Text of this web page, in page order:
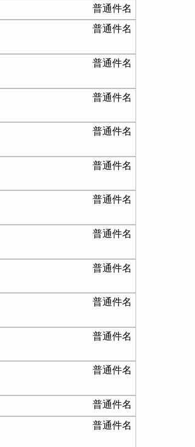
普通件名
普通件名
普通件名
普通件名
普通件名
普通件名
普通件名
普通件名
普通件名
普通件名
普通件名
普通件名
普通件名
普通件名